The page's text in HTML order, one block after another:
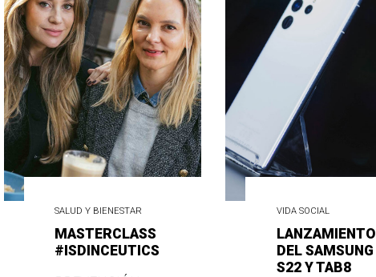
SALUD Y BIENESTAR
MASTERCLASS
#ISDINCEUTICS
VIDA SOCIAL
LANZAMIENTO
DEL SAMSUNG
S22 Y TAB8